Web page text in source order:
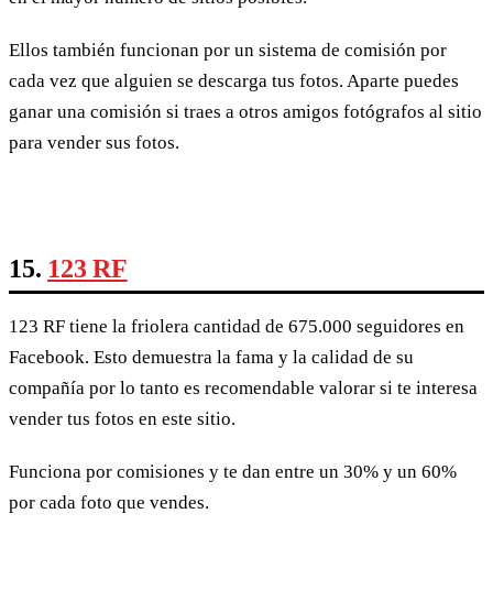
Ellos también funcionan por un sistema de comisión por
cada vez que alguien se descarga tus fotos. Aparte puedes
ganar una comisión si traes a otros amigos fotógrafos al sitio
para vender sus fotos.
15. 123 RF
123 RF tiene la friolera cantidad de 675.000 seguidores en
Facebook. Esto demuestra la fama y la calidad de su
compañía por lo tanto es recomendable valorar si te interesa
vender tus fotos en este sitio.
Funciona por comisiones y te dan entre un 30% y un 60%
por cada foto que vendes.